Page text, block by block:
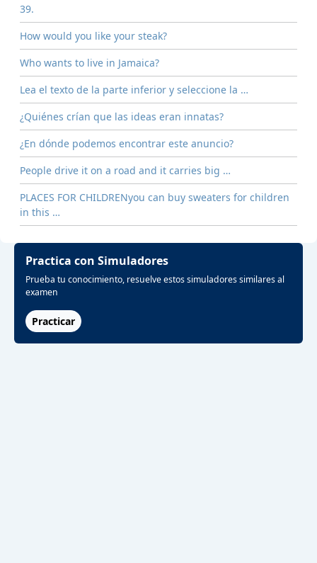
39.
How would you like your steak?
Who wants to live in Jamaica?
Lea el texto de la parte inferior y seleccione la …
¿Quiénes crían que las ideas eran innatas?
¿En dónde podemos encontrar este anuncio?
People drive it on a road and it carries big …
PLACES FOR CHILDRENyou can buy sweaters for children
in this …
Practica con Simuladores
Prueba tu conocimiento, resuelve estos simuladores similares al
examen
Practicar